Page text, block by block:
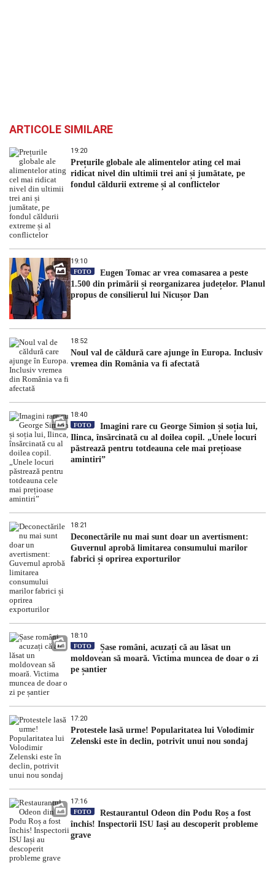
ARTICOLE SIMILARE
19:20
Prețurile globale ale alimentelor ating cel mai
ridicat nivel din ultimii trei ani și jumătate, pe
fondul căldurii extreme și al conflictelor
19:10
FOTO
Eugen Tomac ar vrea comasarea a peste
1.500 din primării și reorganizarea județelor. Planul
propus de consilierul lui Nicușor Dan
18:52
Noul val de căldură care ajunge în Europa. Inclusiv
vremea din România va fi afectată
18:40
FOTO
Imagini rare cu George Simion și soția lui,
Ilinca, însărcinată cu al doilea copil. „Unele locuri
păstrează pentru totdeauna cele mai prețioase
amintiri”
18:21
Deconectările nu mai sunt doar un avertisment:
Guvernul aprobă limitarea consumului marilor
fabrici și oprirea exporturilor
18:10
FOTO
Șase români, acuzați că au lăsat un
moldovean să moară. Victima muncea de doar o zi
pe șantier
17:20
Protestele lasă urme! Popularitatea lui Volodimir
Zelenski este în declin, potrivit unui nou sondaj
17:16
FOTO
Restaurantul Odeon din Podu Roș a fost
închis! Inspectorii ISU Iași au descoperit probleme
grave